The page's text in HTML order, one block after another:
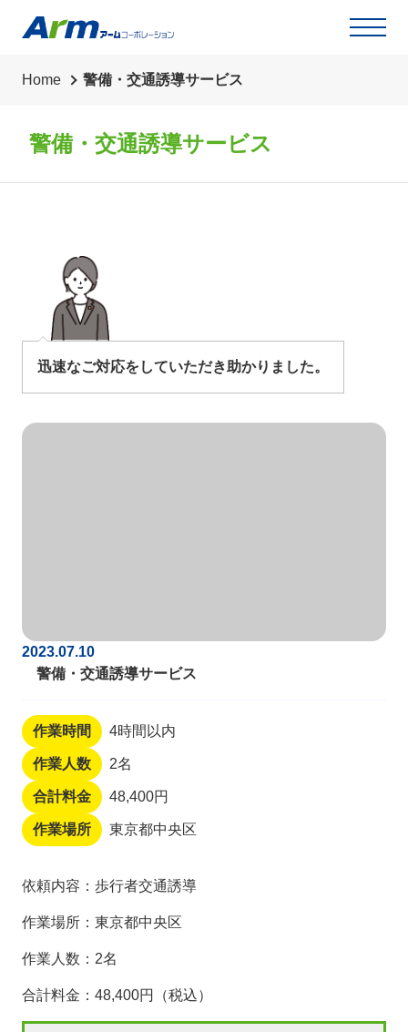
草刈り・草抜き・除草シート・剪定・伐採
Home 警備・交通誘導サービス
警備・交通誘導サービス
迅速なご対応をしていただき助かりました。
警備・交通誘導サービス
2023.07.10
作業時間 4時間以内
作業人数 2名
合計料金 48,400円
作業場所 東京都中央区
依頼内容：歩行者交通誘導
作業場所：東京都中央区
作業人数：2名
合計料金：48,400円（税込）